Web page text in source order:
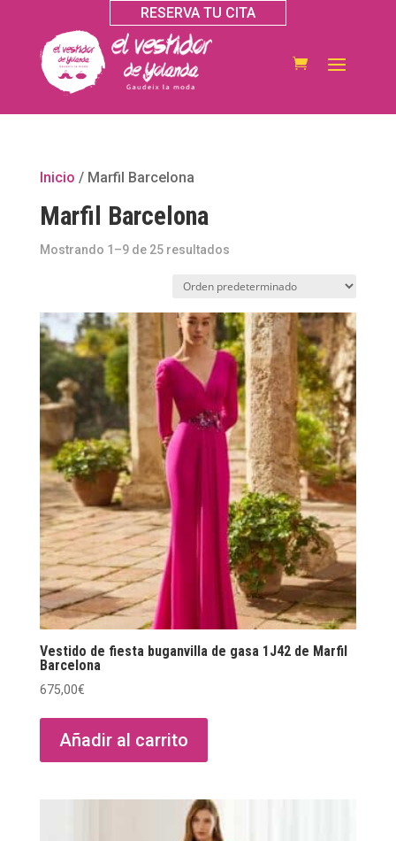
RESERVA TU CITA
Inicio / Marfil Barcelona
Marfil Barcelona
Mostrando 1–9 de 25 resultados
Vestido de fiesta buganvilla de gasa 1J42 de Marfil
Barcelona
675,00€
Añadir al carrito